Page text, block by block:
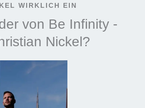
WIRKLICH EIN
von Be Infinity -
Nickel?